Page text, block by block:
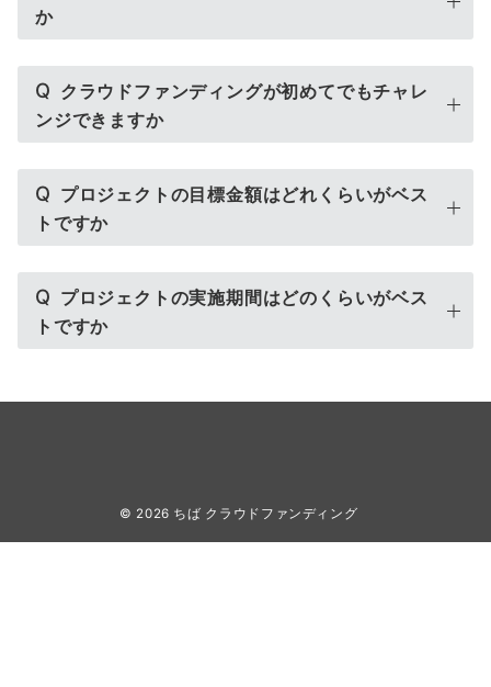
か
Q クラウドファンディングが初めてでもチャレ
ンジできますか
Q プロジェクトの目標金額はどれくらいがベス
トですか
Q プロジェクトの実施期間はどのくらいがベス
トですか
© 2026 ちば クラウドファンディング